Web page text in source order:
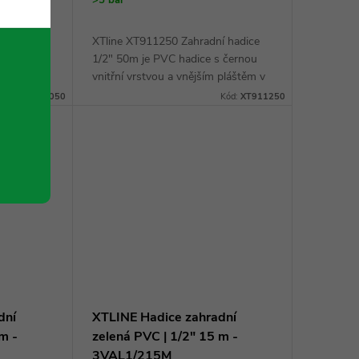
šedýmXT911050
XTline XT911250 Zahradní hadice
1/2" 50m je PVC hadice s černou
vnitřní vrstvou a vnějším pláštěm v
barevné kombinaci modré s šedým
Kód: XT911250
-
XTLINE Hadice zahradní
zelená PVC | 1/2" 15 m -
3VAL1/215M